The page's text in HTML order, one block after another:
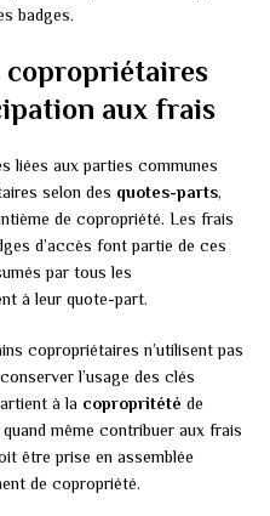
badges.
copropriétaires
aux frais
liées aux parties communes
selon des quotes-parts,
de copropriété. Les frais
d’accès font partie de ces
par tous les
à leur quote-part.
copropriétaires n’utilisent pas
l’usage des clés
à la copropritété de
même contribuer aux frais
être prise en assemblée
de copropriété.